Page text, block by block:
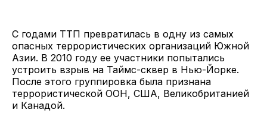
С годами ТТП превратилась в одну из самых
опасных террористических организаций Южной
Азии. В 2010 году ее участники попытались
устроить взрыв на Таймс-сквер в Нью-Йорке.
После этого группировка была признана
террористической ООН, США, Великобританией
и Канадой.